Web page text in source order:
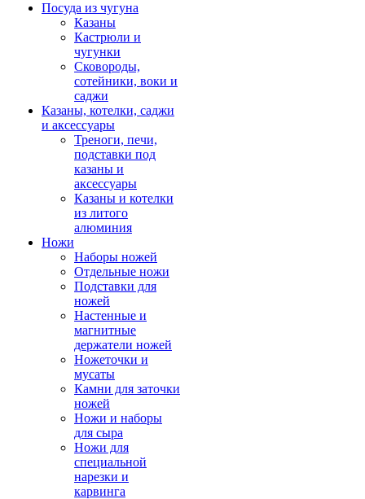
Посуда из чугуна
Казаны
Кастрюли и
чугунки
Сковороды,
сотейники, воки и
саджи
Казаны, котелки, саджи
и аксессуары
Треноги, печи,
подставки под
казаны и
аксессуары
Казаны и котелки
из литого
алюминия
Ножи
Наборы ножей
Отдельные ножи
Подставки для
ножей
Настенные и
магнитные
держатели ножей
Ножеточки и
мусаты
Камни для заточки
ножей
Ножи и наборы
для сыра
Ножи для
специальной
нарезки и
карвинга